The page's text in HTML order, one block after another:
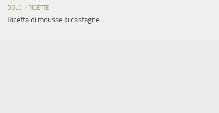
DOLCI / RICETTE
Ricetta di mousse di castagne